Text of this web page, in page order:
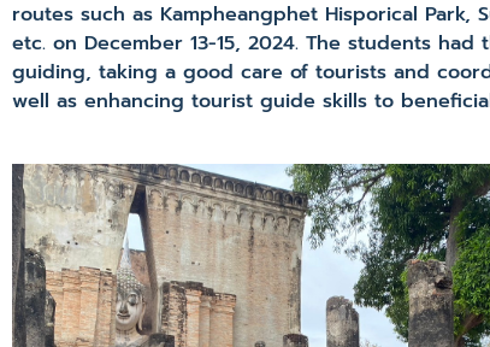
routes such as Kampheangphet Hisporical Park,
etc. on December 13-15, 2024. The students
guiding, taking a good care of tourists and
well as enhancing tourist guide skills to